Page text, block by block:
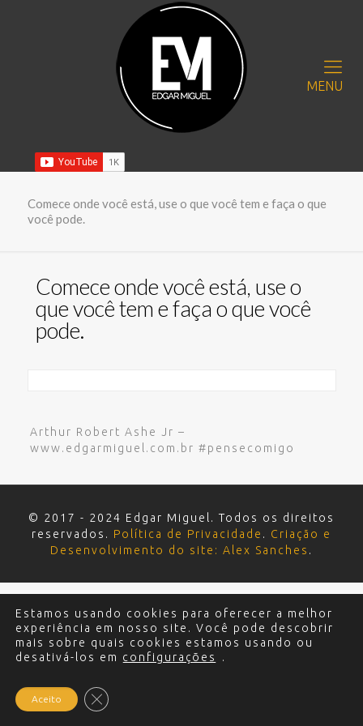
MENU
Comece onde você está, use o que você tem e faça o que
você pode.
Comece onde você está, use o
que você tem e faça o que você
pode.
Arthur Robert Ashe Jr –
www.edgarmiguel.com.br #pensecomigo
© 2017 - 2024 Edgar Miguel. Todos os direitos
reservados. Política de Privacidade . Criação e
Desenvolvimento do site: Alex Sanches .
Estamos usando cookies para oferecer a melhor
experiência em nosso site. Você pode descobrir
mais sobre quais cookies estamos usando ou
desativá-los em configurações .
Aceito Close GDPR Cookie Banner